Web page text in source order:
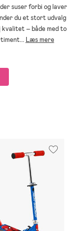
suser forbi og laver
du et stort udvalg
kvalitet – både med to
... Læs mere